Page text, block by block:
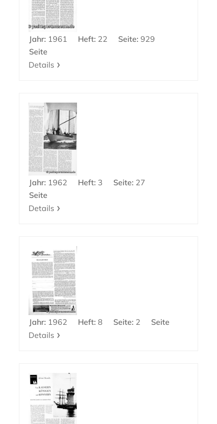
Jahr: 1961 Heft: 22 Seite: 929
Seite
Details
Jahr: 1962 Heft: 3 Seite: 27
Seite
Details
Jahr: 1962 Heft: 8 Seite: 2
Seite
Details